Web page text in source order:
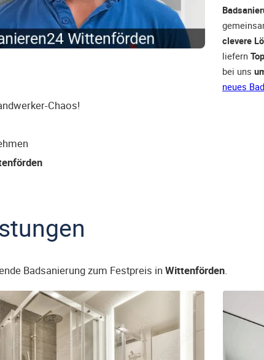
Chaos!
clevere
liefern
bei uns
neues Bad
Badsanierung zum Festpreis in Wittenförden.